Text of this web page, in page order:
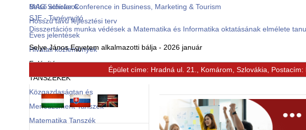
Belső előírások
Hosszú távú fejlesztési terv
Éves jelentések
Hivatali közlemények
Felépítés
TANSZÉKEK
Közgazdaságtan és
Menedzsment Tanszék
Matematika Tanszék
MAG Scholar Conference in Business, Marketing & Tourism
SJE - Tanévnyitó
Disszertációs munka védések a Matematika és Informatika oktatásának elmélete
Selye János Egyetem alkalmazotti bálja - 2026 január
- byVinaGecko.com
Épület címe: Hradná ul. 21., Komárom, Szlovákia,